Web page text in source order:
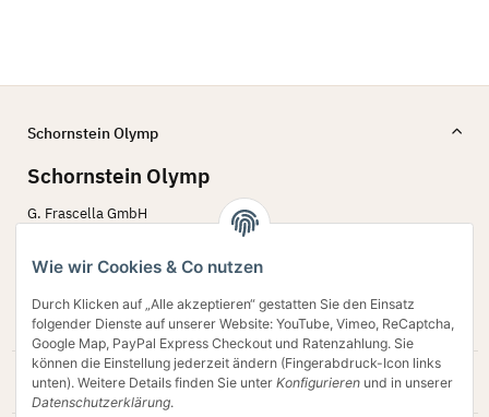
Wie wir Cookies & Co nutzen
Durch Klicken auf „Alle akzeptieren“ gestatten Sie den Einsatz
folgender Dienste auf unserer Website: YouTube, Vimeo, ReCaptcha,
Google Map, PayPal Express Checkout und Ratenzahlung. Sie
können die Einstellung jederzeit ändern (Fingerabdruck-Icon links
unten). Weitere Details finden Sie unter Konfigurieren und in unserer
Datenschutzerklärung.
Schornstein Olymp
Schornstein Olymp
G. Frascella GmbH
45770 Marl
Verkauf@schornstein-olymp.de
Gesetzliche Informationen